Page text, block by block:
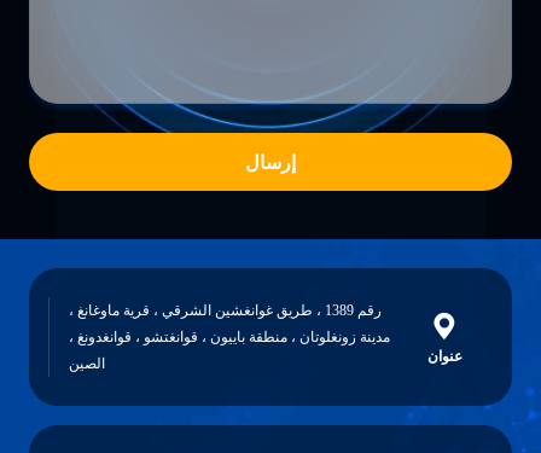
إرسال
عنوان
رقم 1389 ، طريق غوانغشين الشرقي ، قرية ماوغانغ ،
مدينة زونغلوتان ، منطقة باييون ، قوانغتشو ، قوانغدونغ ،
الصين